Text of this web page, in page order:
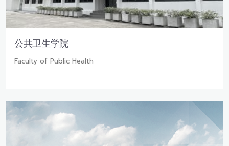
公共卫生学院
Faculty of Public Health